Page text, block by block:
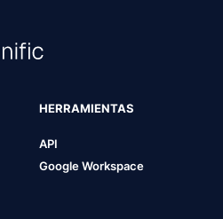
HERRAMIENTAS
API
Google Workspace